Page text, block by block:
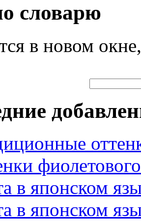
словарю
в новом
в японском
в японском